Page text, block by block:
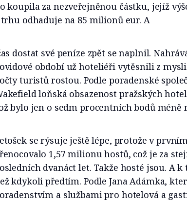
koupila za nezveřejněnou částku, jejíž
trhu odhaduje na 85 milionů eur. A
dostat své peníze zpět se naplnil.
období už hoteliéři vytěsnili z
turistů rostou. Podle poradenské
loňská obsazenost pražských
bylo jen o sedm procentních bodů méně
se rýsuje ještě lépe, protože v
1,57 milionu hostů, což je za
dvanáct let. Takže hosté jsou. A
kdykoli předtím. Podle Jana Adámka,
a službami pro hotelová a